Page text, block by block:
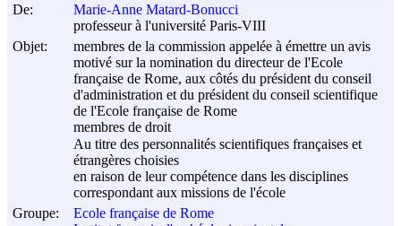
De:
Marie-Anne Matard-Bonucci
professeur à l'université Paris-VIII
Objet:
membres de la commission appelée à émettre un avis
motivé sur la nomination du directeur de l'Ecole
française de Rome, aux côtés du président du conseil
d'administration et du président du conseil scientifique
de l'Ecole française de Rome
membres de droit
Au titre des personnalités scientifiques françaises et
étrangères choisies
en raison de leur compétence dans les disciplines
correspondant aux missions de l'école
Groupe:
Ecole française de Rome